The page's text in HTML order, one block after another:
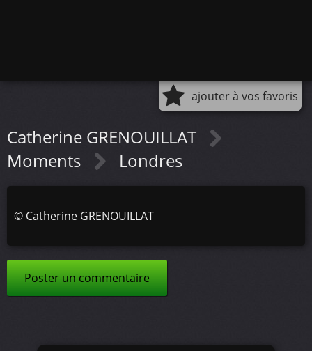
ajouter à vos favoris
Catherine GRENOUILLAT
Moments
Londres
© Catherine GRENOUILLAT
Poster un commentaire